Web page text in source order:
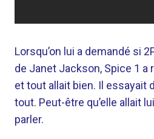
Lorsqu’on lui a demandé si
de Janet Jackson, Spice 1 a
et tout allait bien. Il essayait
tout. Peut-être qu’elle allait
parler.